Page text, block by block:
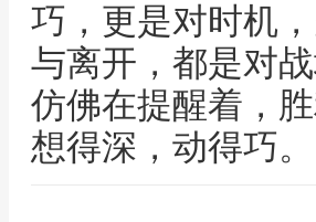
巧，更是对时机
与离开，都是对
仿佛在提醒着，
想得深，动得巧。